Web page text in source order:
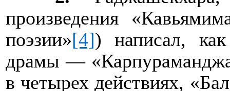
произведения
поэзии»[4]) написал,
драмы —
в четырех действиях,